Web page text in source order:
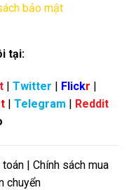
bảo mật
tại:
| Twitter | Flickr |
| Telegram | Reddit
| Chính sách mua
chuyển